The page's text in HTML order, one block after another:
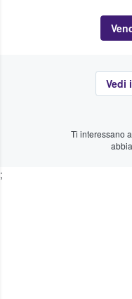
Vedi
Ti interessano
;